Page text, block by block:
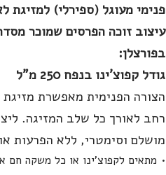
פנימי מעוגל (ספירלי)
עיצוב זוכה הפרסים שמוכר
בפורצלן:
גודל קפוצ'ינו בנפח 250 מ"ל
הצורה הפנימית מאפשרת
רחב לאורך כל שלב המזיגה.
מושלם וסימטרי, ללא הפרעות
מתאים לקפוצ'ינו או כל משקה חם